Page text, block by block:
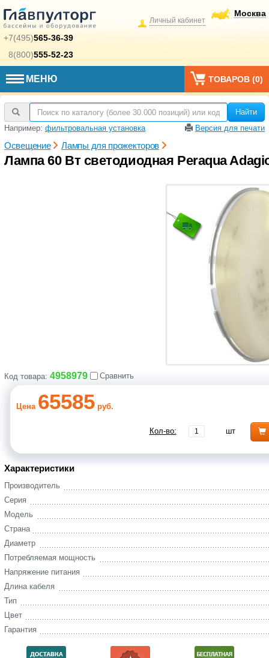
+7(495)565-36-39
8(800)555-52-23
Москва
Личный кабинет
МЕНЮ ТОВАРОВ (0)
Найти
Например: фильтровальная установка Версия для печати
Освещение Лампы для прожекторов
Лампа 60 Вт светодиодная Peraqua
Код товара: 4958979 Сравнить
Цена 65585 руб.
Кол-во: шт
Характеристики
Производитель
Серия
Модель
Страна
Диаметр
Потребляемая мощность
Напряжение питания
Длина кабеля
Тип
Цвет
Гарантия